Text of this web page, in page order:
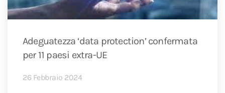
Adeguatezza ‘data protection’ confermata
per 11 paesi extra-UE
26 Febbraio 2024